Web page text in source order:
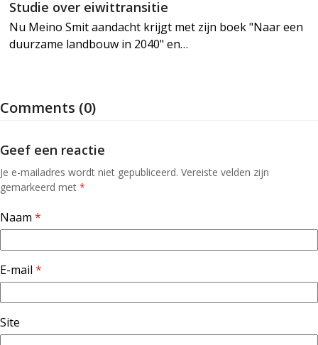
Studie over eiwittransitie
Nu Meino Smit aandacht krijgt met zijn boek "Naar een
duurzame landbouw in 2040" en…
Comments (0)
Geef een reactie
Je e-mailadres wordt niet gepubliceerd. Vereiste velden zijn
gemarkeerd met *
Naam *
E-mail *
Site